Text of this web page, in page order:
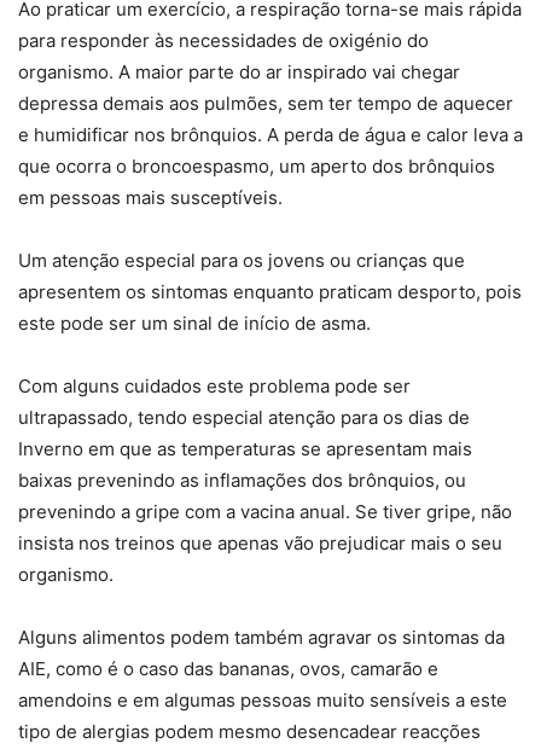
Ao praticar um exercício, a respiração torna-se mais rápida
para responder às necessidades de oxigénio do
organismo. A maior parte do ar inspirado vai chegar
depressa demais aos pulmões, sem ter tempo de aquecer
e humidificar nos brônquios. A perda de água e calor leva a
que ocorra o broncoespasmo, um aperto dos brônquios
em pessoas mais susceptíveis.
Um atenção especial para os jovens ou crianças que
apresentem os sintomas enquanto praticam desporto, pois
este pode ser um sinal de início de asma.
Com alguns cuidados este problema pode ser
ultrapassado, tendo especial atenção para os dias de
Inverno em que as temperaturas se apresentam mais
baixas prevenindo as inflamações dos brônquios, ou
prevenindo a gripe com a vacina anual. Se tiver gripe, não
insista nos treinos que apenas vão prejudicar mais o seu
organismo.
Alguns alimentos podem também agravar os sintomas da
AIE, como é o caso das bananas, ovos, camarão e
amendoins e em algumas pessoas muito sensíveis a este
tipo de alergias podem mesmo desencadear reacções